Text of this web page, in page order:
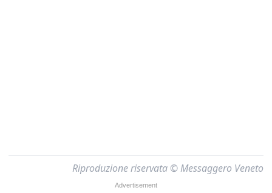
Riproduzione riservata © Messaggero Veneto